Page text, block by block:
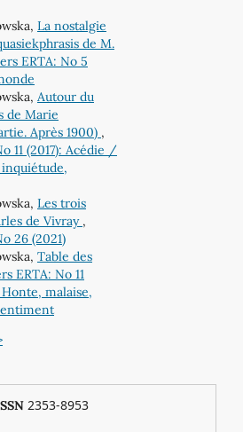
La nostalgie
de M.
ERTA: No 5
Autour du
de Marie
Après 1900) ,
11 (2017): Acédie /
Les trois
de Vivray ,
26 (2021)
Table des
ERTA: No 11
malaise,
2353-8953